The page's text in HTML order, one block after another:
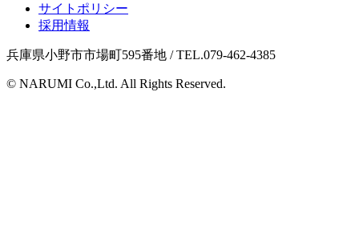
サイトポリシー
採用情報
兵庫県小野市市場町595番地 / TEL.079-462-4385
© NARUMI Co.,Ltd. All Rights Reserved.